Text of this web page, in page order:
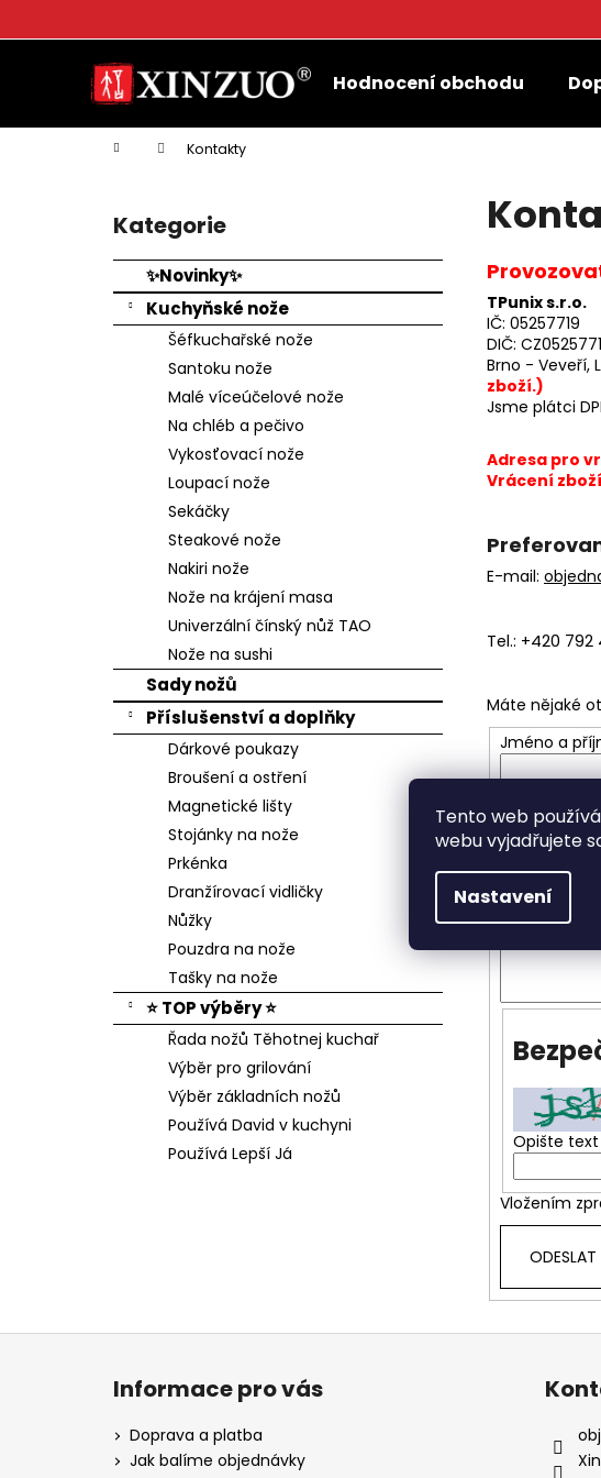
Tento web
webu vyjadřujete
Nastavení
Hodnocení obchodu
Domů Kontakty
Přeskočit
kategorie
Kategorie
✨Novinky✨
Kuchyňské nože
Šéfkuchařské nože
Santoku nože
Malé víceúčelové nože
Na chléb a pečivo
Vykosťovací nože
Loupací nože
Sekáčky
Steakové nože
Nakiri nože
Nože na krájení masa
Univerzální čínský nůž TAO
Nože na sushi
Sady nožů
Příslušenství a doplňky
Dárkové poukazy
Broušení a ostření
Magnetické lišty
Stojánky na nože
Prkénka
Dranžírovací vidličky
Nůžky
Pouzdra na nože
Tašky na nože
⭐ TOP výběry ⭐
Řada nožů Těhotnej kuchař
Výběr pro grilování
Výběr základních nožů
Používá David v kuchyni
Používá Lepší Já
TPunix s.r.o.
IČ: 05257719
DIČ:
Brno - Veveří,
zboží.)
Jsme plátci
Adresa pro
Vrácení
E-mail:
Tel.: +420 792
Máte nějaké
Jméno a
Zpráva
Opište text
Vložením
ODESLAT
o
k Co
Informace pro vás
Doprava a platba
Jak balíme objednávky